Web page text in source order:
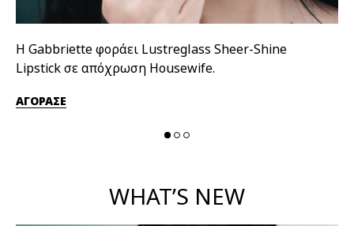
Η Gabbriette φοράει Lustreglass Sheer-Shine
Lipstick σε απόχρωση Housewife.
ΑΓΟΡΑΣΕ
WHAT’S NEW